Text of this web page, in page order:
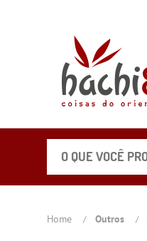
Home Outros